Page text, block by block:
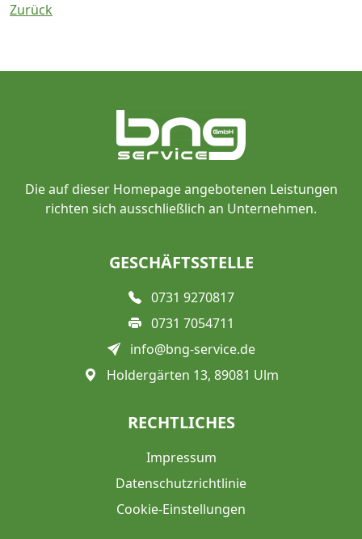
Zurück
Die auf dieser Homepage angebotenen Leistungen
richten sich ausschließlich an Unternehmen.
GESCHÄFTSSTELLE
0731 9270817
0731 7054711
info@bng-service.de
Holdergärten 13, 89081 Ulm
RECHTLICHES
Impressum
Datenschutzrichtlinie
Cookie-Einstellungen